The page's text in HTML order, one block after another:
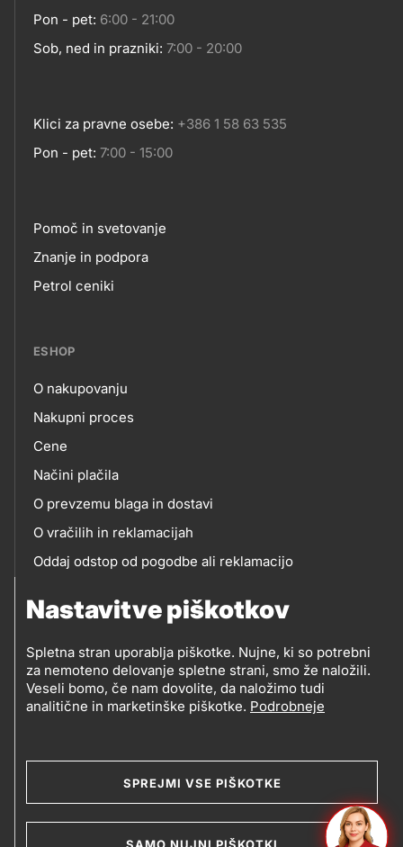
Nastavitve piškotkov
Spletna stran uporablja piškotke. Nujne, ki so potrebni
za nemoteno delovanje spletne strani, smo že naložili.
Veseli bomo, če nam dovolite, da naložimo tudi
analitične in marketinške piškotke. Podrobneje
SPREJMI VSE PIŠKOTKE
SAMO NUJNI PIŠKOTKI
Pon - pet: 6:00 - 21:00
Sob, ned in prazniki: 7:00 - 20:00
Klici za pravne osebe: +386 1 58 63 535
Pon - pet: 7:00 - 15:00
Footer
links
Pomoč in svetovanje
Znanje in podpora
Petrol ceniki
ESHOP
eshop
O nakupovanju
Nakupni proces
Cene
Načini plačila
O prevzemu blaga in dostavi
O vračilih in reklamacijah
Oddaj odstop od pogodbe ali reklamacijo
(OEEO)
and
Varstvo zasebnosti in osebnih podatkov
Splošni pogoji poslovanja
Piškotki